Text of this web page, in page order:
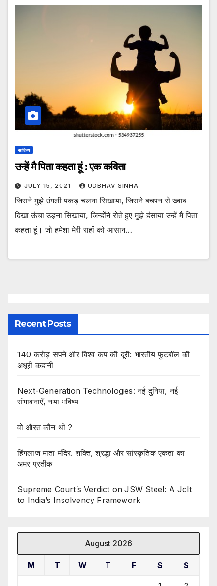
साहित्य
उन्हें मै पिता कहता हूं : एक कविता
JULY 15, 2021 UDBHAV SINHA
जिसने मुझे उंगली पकड़ चलना सिखाया, जिसने बचपन से ख्वाब
दिखा ऊंचा उड़ना सिखाया, जिन्होंने रोते हुए मुझे हंसाया उन्हें मै पिता
कहता हूं। जो हमेशा मेरी राहों को आसान…
Recent Posts
140 करोड़ सपने और विश्व कप की दूरी: भारतीय फुटबॉल की
अधूरी कहानी
Next-Generation Technologies: नई दुनिया, नई
संभावनाएँ, नया भविष्य
वो औरत कौन थी ?
हिंगलाज माता मंदिर: शक्ति, श्रद्धा और सांस्कृतिक एकता का
अमर प्रतीक
Supreme Court’s Verdict on JSW Steel: A Jolt
to India’s Insolvency Framework
August 2026
M T W T F S S